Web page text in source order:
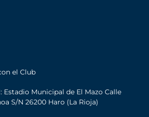
el Club
Estadio Municipal de El Mazo Calle
S/N 26200 Haro (La Rioja)